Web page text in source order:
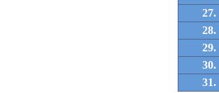
27.
28.
29.
30.
31.